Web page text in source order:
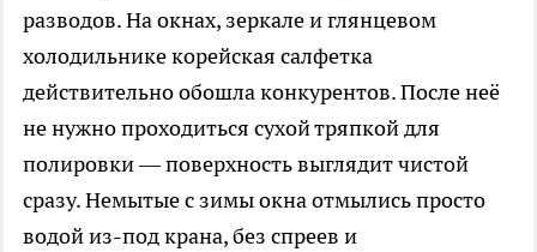
разводов. На окнах, зеркале и глянцевом
холодильнике корейская салфетка
действительно обошла конкурентов. После неё
не нужно проходиться сухой тряпкой для
полировки — поверхность выглядит чистой
сразу. Немытые с зимы окна отмылись просто
водой из-под крана, без спреев и